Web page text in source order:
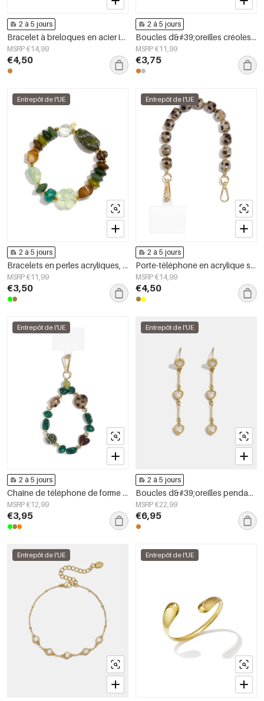
2 à 5 jours
Bracelet à breloques en acier inoxydable plaqué or 14 carats, nœud papillon, collection Simple Daily, bijoux pour femmes
MSRP €14,99
€4,50
2 à 5 jours
Boucles d&#39;oreilles créoles en acier inoxydable, style croix, collection simple, bijoux pour femmes
MSRP €11,99
€3,75
Entrepôt de l'UE
2 à 5 jours
Bracelets en perles acryliques, collection décontractée et simple pour femmes
MSRP €11,99
€3,50
Entrepôt de l'UE
2 à 5 jours
Porte-téléphone en acrylique simple, forme géométrique, accessoire du quotidien
MSRP €14,99
€4,50
Entrepôt de l'UE
2 à 5 jours
Chaîne de téléphone de forme irrégulière, simple, en acrylique, accessoire du quotidien
MSRP €12,99
€3,95
Entrepôt de l'UE
2 à 5 jours
Boucles d&#39;oreilles pendantes en acier inoxydable, chaîne élégante, collection luxueuse pour femmes, idéales pour les fêtes et les soirées.
MSRP €22,99
€6,95
Entrepôt de l'UE Entrepôt de l'UE